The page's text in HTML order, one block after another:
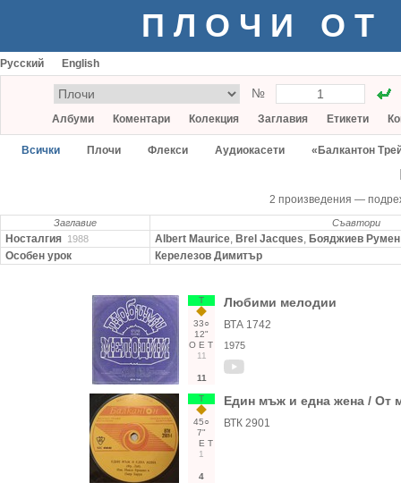
ПЛОЧИ ОТ
Русский English
№
Албуми Коментари Колекция Заглавия Етикети
Всички Плочи Флекси Аудиокасети «Балкантон
2 произведения —
Заглавие Съавтори
Носталгия 1988 Albert Maurice, Brel Jacques, Бояджиев Румен
Особен урок
Керелезов Димитър
Т
33○
12"
О Е Т
11
11
Любими мелодии
ВТА 1742
1975
Т
45○
7"
Е Т
1
4
Един мъж и една жена / От
ВТК 2901